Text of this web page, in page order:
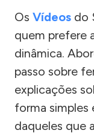
Os Vídeos do
quem prefere
dinâmica.
passo sobre
explicações
forma simples
daqueles que